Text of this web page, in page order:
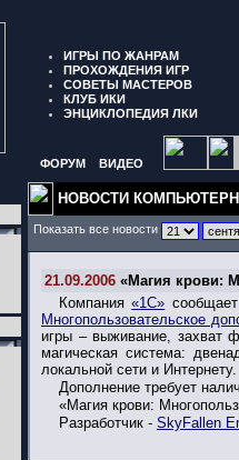
ИГРЫ ПО ЖАНРАМ
ПРОХОЖДЕНИЯ ИГР
СОВЕТЫ МАСТЕРОВ
КЛУБ ИКИ
ЭНЦИКЛОПЕДИЯ ЛКИ
ФОРУМ ВИДЕО
НОВОСТИ
Показать все новости
21.09.2006 «Магия крови:
Компания«1С»
Многопользовательское
игры – выживание, захват
магическая система:
локальной сети и Интернету.
Дополнение требует
«Магия крови:
Разработчик - SkyFallen